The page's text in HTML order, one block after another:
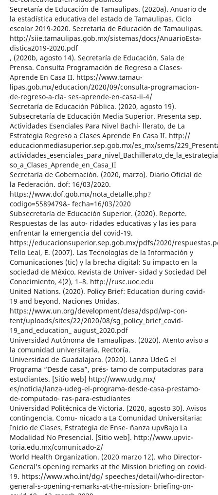
Secretaría de Educación de Tamaulipas. (2020a). Anuario de
la estadística educativa del estado de Tamaulipas. Ciclo
escolar 2019-2020. Secretaría de Educación de Tamaulipas.
http://siie.tamaulipas.gob.mx/sistemas/docs/AnuarioEsta-
distica2019-2020.pdf
, (2020b, agosto 14). Secretaría de Educación. Sala de
Prensa. Consulta Programación de Regreso a Clases-
Aprende En Casa II. https://www.tamau-
lipas.gob.mx/educacion/2020/09/consulta-programacion-
de-regreso-a-cla- ses-aprende-en-casa-ii-4/
Secretaría de Educación Pública. (2020, agosto 19).
Subsecretaría de Educación Media Superior. Presenta sep.
Actividades Esenciales Para Nivel Bachi- llerato, de La
Estrategia Regreso a Clases Aprende En Casa II. http://
educacionmediasuperior.sep.gob.mx/es_mx/sems/
so_a_Clases_Aprende_en_Casa_II
Secretaría de Gobernación. (2020, marzo). Diario Oficial de
la Federación. dof: 16/03/2020.
https://www.dof.gob.mx/nota_detalle.php?
codigo=5589479&- fecha=16/03/2020
Subsecretaría de Educación Superior. (2020). Reporte.
Respuestas de las auto- ridades educativas y las ies para
enfrentar la emergencia del covid-19.
https://educacionsuperior.sep.gob.mx/pdfs/2020/
Tello Leal, E. (2007). Las Tecnologías de la Información y
Comunicaciones (tic) y la brecha digital: Su impacto en la
sociedad de México. Revista de Univer- sidad y Sociedad Del
Conocimiento, 4(2), 1–8. http://rusc.uoc.edu
United Nations. (2020). Policy Brief: Education during covid-
19 and beyond. Naciones Unidas.
https://www.un.org/development/desa/dspd/wp-con-
tent/uploads/sites/22/2020/08/sg_policy_brief_covid-
19_and_education_ august_2020.pdf
Universidad Autónoma de Tamaulipas. (2020). Atento aviso a
la comunidad universitaria. Rectoría.
Universidad de Guadalajara. (2020). Lanza UdeG el
Programa “Desde casa”, prés- tamo de computadoras para
estudiantes. [Sitio web] http://www.udg.mx/
es/noticia/lanza-udeg-el-programa-desde-casa-prestamo-
de-computado- ras-para-estudiantes
Universidad Politécnica de Victoria. (2020, agosto 30). Avisos
contingencia. Comu- nicado a La Comunidad Universitaria:
Inicio de Clases. Estrategia de Ense- ñanza upvBajo La
Modalidad No Presencial. [Sitio web]. http://www.upvic-
toria.edu.mx/comunicado-2/
World Health Organization. (2020 marzo 12). who Director-
General’s opening remarks at the Mission briefing on covid-
19. https://www.who.int/dg/ speeches/detail/who-director-
general-s-opening-remarks-at-the-mission- briefing-on-